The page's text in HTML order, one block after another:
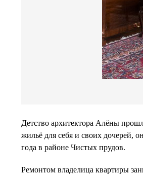
Детство архитектора Алёны
жильё для себя и своих дочерей,
года в районе Чистых прудов.
Ремонтом владелица квартиры